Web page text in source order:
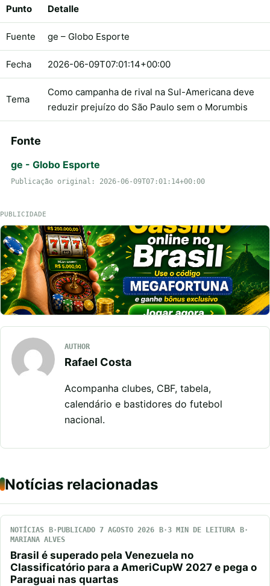
Punto Detalle
Fuente ge – Globo Esporte
Fecha 2026-06-09T07:01:14+00:00
Tema
Como campanha de rival na Sul-Americana deve
reduzir prejuízo do São Paulo sem o Morumbis
Fonte
ge - Globo Esporte
Publicação original: 2026-06-09T07:01:14+00:00
PUBLICIDADE
AUTHOR
Rafael Costa
Acompanha clubes, CBF, tabela,
calendário e bastidores do futebol
nacional.
Notícias relacionadas
NOTÍCIAS PUBLICADO 7 AGOSTO 2026
3 MIN DE LEITURA
MARIANA ALVES
Brasil é superado pela Venezuela no
Classificatório para a AmeriCupW 2027 e pega o
Paraguai nas quartas